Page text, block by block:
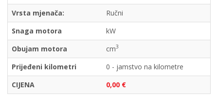
Vrsta mjenača:
Ručni
Snaga motora
kW
Obujam motora
cm3
Prijeđeni kilometri
0 - jamstvo na kilometre
CIJENA
0,00 €